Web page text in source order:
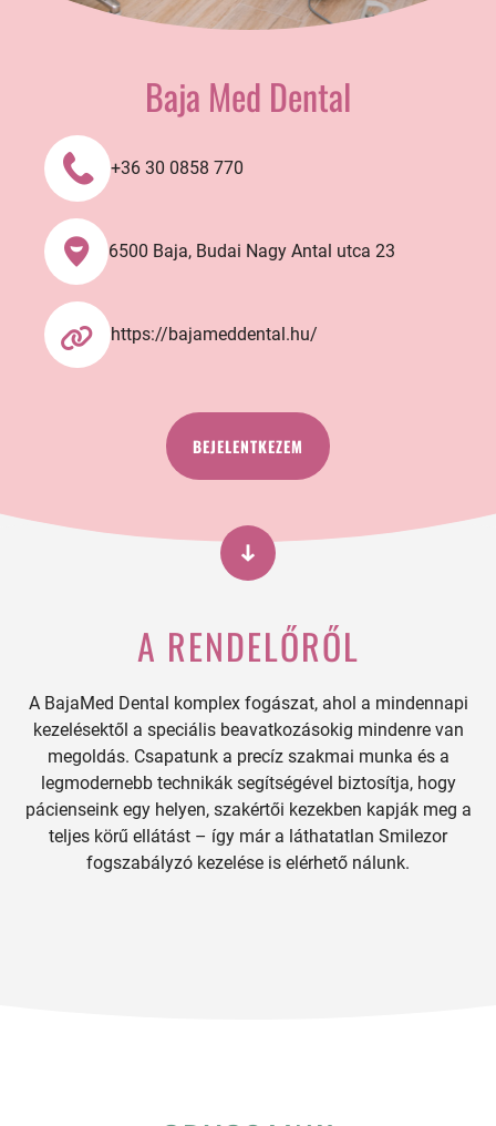
Baja Med Dental
+36 30 0858 770
6500 Baja, Budai Nagy Antal utca 23
https://bajameddental.hu/
BEJELENTKEZEM
A RENDELŐRŐL
A BajaMed Dental komplex fogászat, ahol a mindennapi
kezelésektől a speciális beavatkozásokig mindenre van
megoldás. Csapatunk a precíz szakmai munka és a
legmodernebb technikák segítségével biztosítja, hogy
pácienseink egy helyen, szakértői kezekben kapják meg a
teljes körű ellátást – így már a láthatatlan Smilezor
fogszabályzó kezelése is elérhető nálunk.